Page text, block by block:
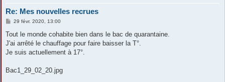
Re: Mes nouvelles recrues
M
s
a
g
29 févr. 2020, 13:00
Tout le monde cohabite bien dans le bac de quarantaine.
J'ai arrêté le chauffage pour faire baisser la T°.
Je suis actuellement à 17°.
Bac1_29_02_20.jpg